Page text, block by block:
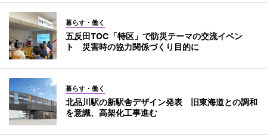
暮らす・働く
五反田TOC「特区」で防災テーマの交流イベン
ト 災害時の協力関係づくり目的に
暮らす・働く
北品川駅の新駅舎デザイン発表 旧東海道との調和
を意識、高架化工事進む